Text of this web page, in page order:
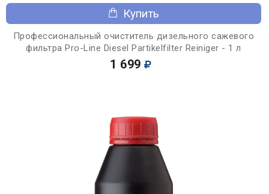
Купить
Профессиональный очиститель дизельного сажевого
фильтра Pro-Line Diesel Partikelfilter Reiniger - 1 л
1 699